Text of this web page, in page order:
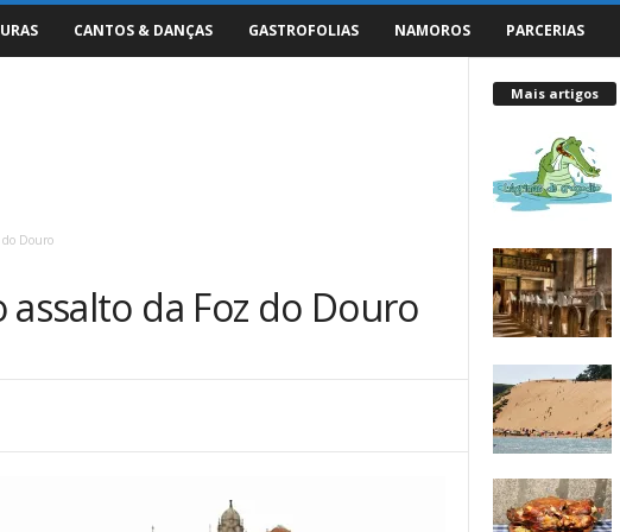
CANTOS & DANÇAS GASTROFOLIAS NAMOROS PARCERIAS
do Douro
assalto da Foz do Douro
Mais artigos